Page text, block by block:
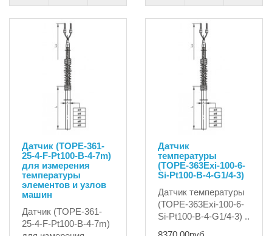
Датчик (TOPE-361-
25-4-F-Pt100-B-4-7m)
для измерения
температуры
элементов и узлов
машин
Датчик (TOPE-361-
25-4-F-Pt100-B-4-7m)
Датчик
температуры
(ТОРЕ-363Exi-100-6-
Si-Pt100-B-4-G1/4-3)
Датчик температуры
(ТОРЕ-363Exi-100-6-
Si-Pt100-B-4-G1/4-3) ..